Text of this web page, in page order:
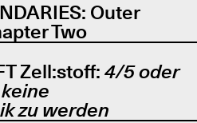
Outer
Two
Zell:stoff: 4/5 oder
zu werden